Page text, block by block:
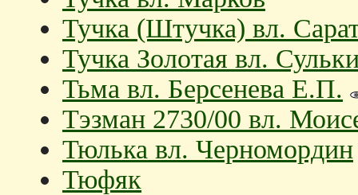
Тучка (Штучка) вл.
Тучка Золотая вл.
Тьма вл. Берсенева Е.П.
Тэзман 2730/00 вл.
Тюлька вл. Черномордин
Тюфяк